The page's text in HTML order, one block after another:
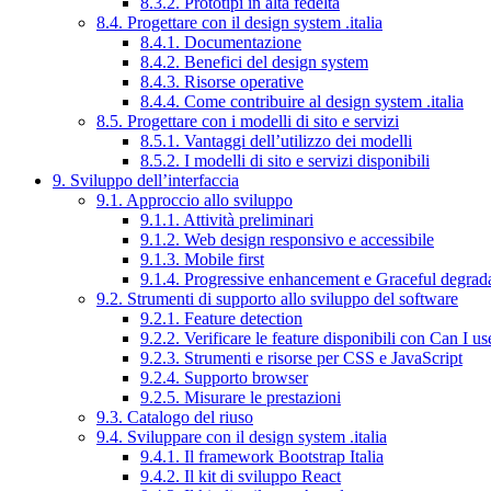
8.4. Progettare con il design system .italia
8.4.1. Documentazione
8.4.2. Benefici del design system
8.4.3. Risorse operative
8.4.4. Come contribuire al design system .italia
8.5. Progettare con i modelli di sito e servizi
8.5.1. Vantaggi dell’utilizzo dei modelli
8.5.2. I modelli di sito e servizi disponibili
9. Sviluppo dell’interfaccia
9.1. Approccio allo sviluppo
9.1.1. Attività preliminari
9.1.2. Web design responsivo e accessibile
9.1.3. Mobile first
9.1.4. Progressive enhancement e Graceful
9.2. Strumenti di supporto allo sviluppo del software
9.2.1. Feature detection
9.2.2. Verificare le feature disponibili con Can I
9.2.3. Strumenti e risorse per CSS e JavaScript
9.2.4. Supporto browser
9.2.5. Misurare le prestazioni
9.3. Catalogo del riuso
9.4. Sviluppare con il design system .italia
9.4.1. Il framework Bootstrap Italia
9.4.2. Il kit di sviluppo React